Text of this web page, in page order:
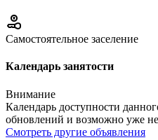
Самостоятельное заселение
Календарь занятости
Внимание
Календарь доступности
обновлений и возможно уже
Смотреть другие объявления